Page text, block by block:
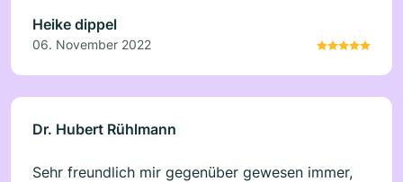
Heike dippel
06. November 2022
Dr. Hubert Rühlmann
Sehr freundlich mir gegenüber gewesen immer,